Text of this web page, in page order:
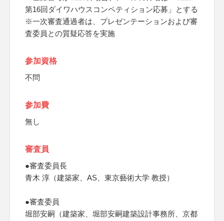
第16回ダイワハウスコンペティション応募」とする
※一次審査通過者は、プレゼンテーションおよび審
査委員との質疑応答を実施
参加資格
不問
参加費
無し
審査員
●審査委員長
青木 淳（建築家、AS、東京藝術大学 教授）
●審査委員
堀部安嗣（建築家、堀部安嗣建築設計事務所、京都